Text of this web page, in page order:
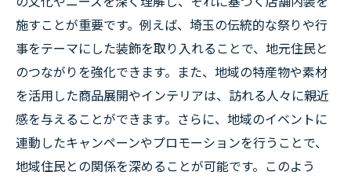
施すことが重要です。例えば、埼玉の伝統的な祭りや行
事をテーマにした装飾を取り入れることで、地元住民と
のつながりを強化できます。また、地域の特産物や素材
を活用した商品展開やインテリアは、訪れる人々に親近
感を与えることができます。さらに、地域のイベントに
連動したキャンペーンやプロモーションを行うことで、
地域住民との関係を深めることが可能です。このよう